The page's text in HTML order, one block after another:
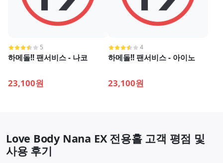
5
하메돌!! 팬서비스 - 나코
23,100원
4
하메돌!! 팬서비스 - 아이노
23,100원
Love Body Nana EX 전용홀 고객 평점 및
사용 후기